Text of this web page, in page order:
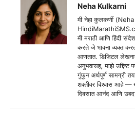
Neha Kulkarni
मी नेहा कुलकर्णी
मी मराठी आणि हिंदी
करते जे भावना व्यक्त
आणतात. डिजिटल
अनुभवासह, माझे उद्दिष्ट
गुंफून अर्थपूर्ण सामग्री
शक्तीवर विश्वास आहे —
दिवसात आनंद आणि